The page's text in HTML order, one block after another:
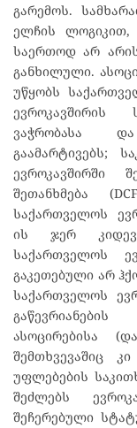
გარემოს.
ელჩის ლოგიკით,
საერთოდ არ
განხილული.
უწყობს
ევროკავშირის
ვაჭრობასა
გაამარტივებს;
ევროკავშირში
შეთანხმება
საქართველოს
ის ჯერ კიდევ
საქართველოს
გაკეთებული არ
საქართველოს
ასოცირებისა
შემთხვევაშიც
უფლებების
შეძლებს
შეჩერებული